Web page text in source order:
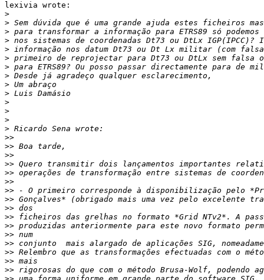
lexivia wrote:
>
>
>
>
>
>
>
>
>
>
>
>
>
>
>>
>>
>>
>>
>>
>>
>>
>>
>>
>>
>>
>>
>>
>>
>>
>>